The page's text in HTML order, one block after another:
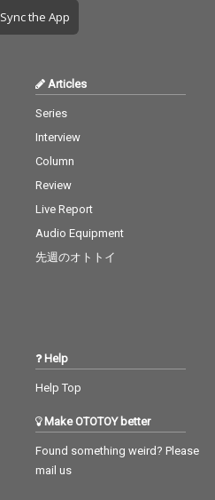
Sync the App
Articles
Series
Interview
Column
Review
Live Report
Audio Equipment
先週のオトトイ
Help
Help Top
Make OTOTOY better
Found something weird? Please
mail us